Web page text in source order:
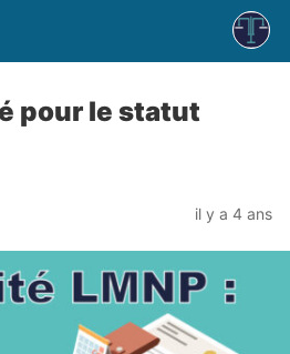
pour le statut
il y a 4 ans